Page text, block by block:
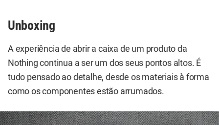
Unboxing
A experiência de abrir a caixa de um produto da
Nothing continua a ser um dos seus pontos altos. É
tudo pensado ao detalhe, desde os materiais à forma
como os componentes estão arrumados.